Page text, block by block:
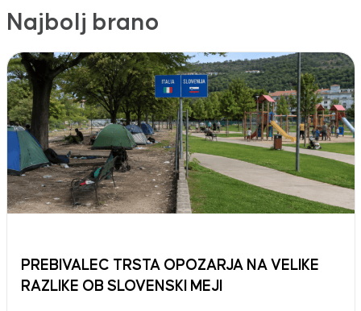
Najbolj brano
PREBIVALEC TRSTA OPOZARJA NA VELIKE
RAZLIKE OB SLOVENSKI MEJI